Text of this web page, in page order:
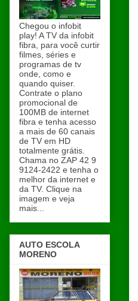
Chegou o infobit
play! A TV da infobit
fibra, para você curtir
filmes, séries e
programas de tv
onde, como e
quando quiser.
Contrate o plano
promocional de
100MB de internet
fibra e tenha acesso
a mais de 60 canais
de TV em HD
totalmente grátis.
Chama no ZAP 42 9
9124-2422 e tenha o
melhor da internet e
da TV. Clique na
imagem e veja
mais...
AUTO ESCOLA
MORENO